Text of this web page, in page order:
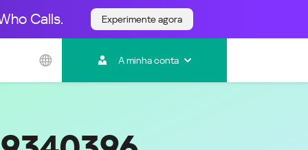
Calls. Experimente agora
A minha conta
Ásia e Pacífico
Australia
India
Malaysia - Bahasa Melayu